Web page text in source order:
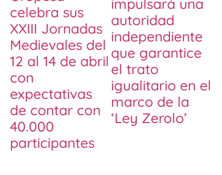
celebra sus
XXIII Jornadas
Medievales del
12 al 14 de abril
con
expectativas
de contar con
40.000
participantes
impulsará una
autoridad
independiente
que garantice
el trato
igualitario en el
marco de la
‘Ley Zerolo’